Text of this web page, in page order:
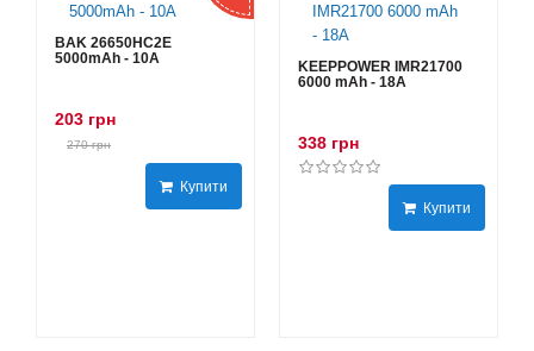
BAK 26650HC2E
5000mAh - 10А
203 грн
270 грн
Купити
KEEPPOWER IMR21700
6000 mAh - 18А
338 грн
Купити